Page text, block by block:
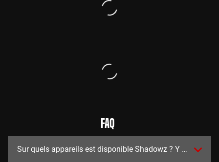
FAQ
Sur quels appareils est disponible Shadowz ? Y a t-il des